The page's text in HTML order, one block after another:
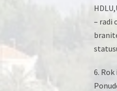
– radi
6.